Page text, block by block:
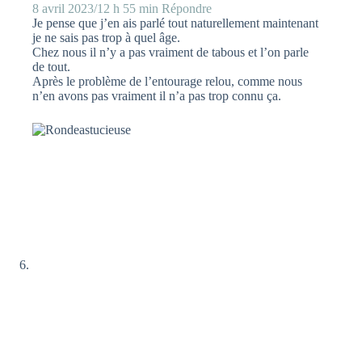
8 avril 2023/12 h 55 min Répondre
Je pense que j’en ais parlé tout naturellement maintenant
je ne sais pas trop à quel âge.
Chez nous il n’y a pas vraiment de tabous et l’on parle
de tout.
Après le problème de l’entourage relou, comme nous
n’en avons pas vraiment il n’a pas trop connu ça.